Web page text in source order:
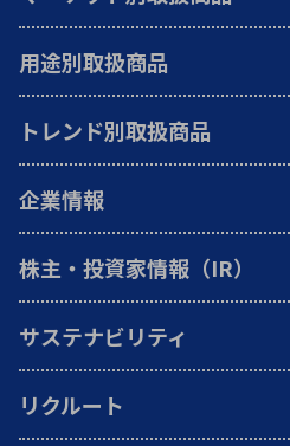
用途別取扱商品
トレンド別取扱商品
企業情報
株主・投資家情報（IR）
サステナビリティ
リクルート